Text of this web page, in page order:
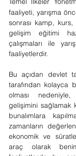
faaliyeti, yarışma
sonrası kamp,
gelişim eğitimi
çalışmaları ile
faaliyetlerdir.
Bu açıdan devlet
tarafından kolayca
olması
gelişimini sağlamak
bunalımlara
zamanların
ekonomik ve
araç olarak